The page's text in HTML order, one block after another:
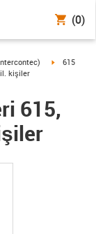
(0)
igus-icon-
615
kişiler
615,